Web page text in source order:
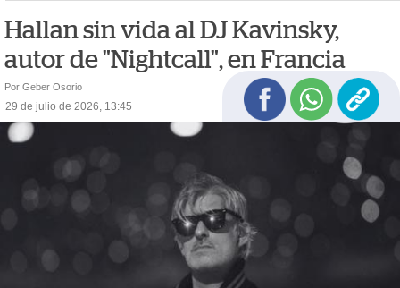
Hallan sin vida al DJ Kavinsky,
autor de "Nightcall", en Francia
Por Geber Osorio
29 de julio de 2026, 13:45